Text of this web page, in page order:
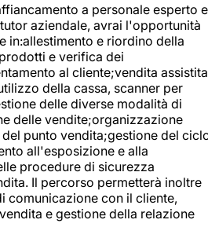
a personale esperto e
aziendale, avrai l'opportunità
in:allestimento e riordino della
e verifica dei
al cliente;vendita assistita
della cassa, scanner per
delle diverse modalità di
delle vendite;organizzazione
punto vendita;gestione del
all'esposizione e alla
procedure di sicurezza
Il percorso permetterà inoltre
comunicazione con il cliente,
e gestione della relazione